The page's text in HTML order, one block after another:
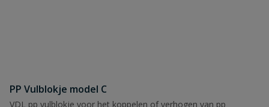
PP Vulblokje model C
VDL pp vulblokje voor het koppelen of verhogen van pp